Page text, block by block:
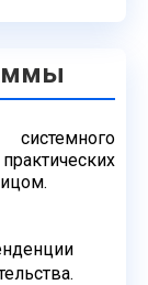
практических